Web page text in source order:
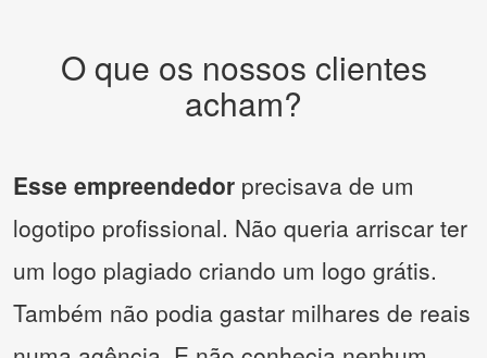
O que os nossos clientes
acham?
Esse empreendedor precisava de um
logotipo profissional. Não queria arriscar ter
um logo plagiado criando um logo grátis.
Também não podia gastar milhares de reais